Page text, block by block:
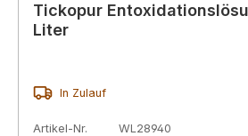
Tickopur
Liter
In Zulauf
Artikel-Nr.
WL28940